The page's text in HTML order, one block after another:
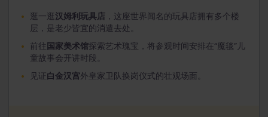
逛一逛汉姆利玩具店 ，这座世界闻名的玩具店拥有多个楼
层，是老少皆宜的消遣去处。
前往 国家美术馆探索艺术瑰宝，将参观时间安排在“魔毯”儿
童故事会开讲时段。
见证白金汉宫外皇家卫队换岗仪式的壮观场面。